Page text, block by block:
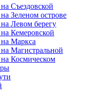
Съездовской
Зеленом острове
Левом берегу
Кемеровской
Маркса
Магистральной
Космическом